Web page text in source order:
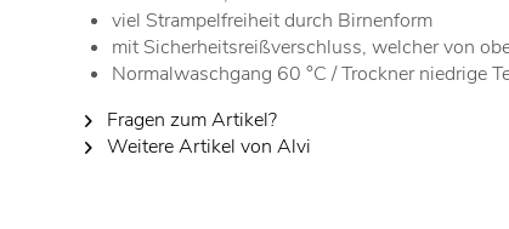
viel Strampelfreiheit durch Birnenform
mit Sicherheitsreißverschluss, welcher von
Normalwaschgang 60 °C / Trockner niedrige
Fragen zum Artikel?
Weitere Artikel von Alvi